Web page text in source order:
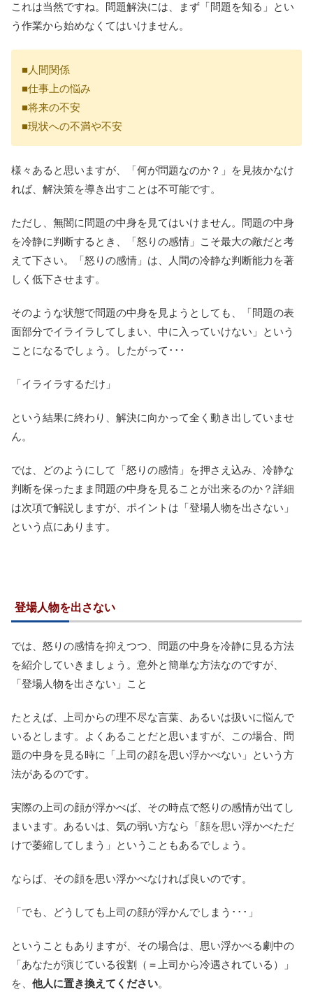
これは当然ですね。問題解決には、まず「問題を知る」とい
う作業から始めなくてはいけません。
■人間関係
■仕事上の悩み
■将来の不安
■現状への不満や不安
様々あると思いますが、「何が問題なのか？」を見抜かなけ
れば、解決策を導き出すことは不可能です。
ただし、無闇に問題の中身を見てはいけません。問題の中身
を冷静に判断するとき、「怒りの感情」こそ最大の敵だと考
えて下さい。「怒りの感情」は、人間の冷静な判断能力を著
しく低下させます。
そのような状態で問題の中身を見ようとしても、「問題の表
面部分でイライラしてしまい、中に入っていけない」という
ことになるでしょう。したがって･･･
「イライラするだけ」
という結果に終わり、解決に向かって全く動き出していませ
ん。
では、どのようにして「怒りの感情」を押さえ込み、冷静な
判断を保ったまま問題の中身を見ることが出来るのか？詳細
は次項で解説しますが、ポイントは「登場人物を出さない」
という点にあります。
登場人物を出さない
では、怒りの感情を抑えつつ、問題の中身を冷静に見る方法
を紹介していきましょう。意外と簡単な方法なのですが、
「登場人物を出さない」こと
たとえば、上司からの理不尽な言葉、あるいは扱いに悩んで
いるとします。よくあることだと思いますが、この場合、問
題の中身を見る時に「上司の顔を思い浮かべない」という方
法があるのです。
実際の上司の顔が浮かべば、その時点で怒りの感情が出てし
まいます。あるいは、気の弱い方なら「顔を思い浮かべただ
けで萎縮してしまう」ということもあるでしょう。
ならば、その顔を思い浮かべなければ良いのです。
「でも、どうしても上司の顔が浮かんでしまう･･･」
ということもありますが、その場合は、思い浮かべる劇中の
「あなたが演じている役割（＝上司から冷遇されている）」
を、 他人に置き換えてください。